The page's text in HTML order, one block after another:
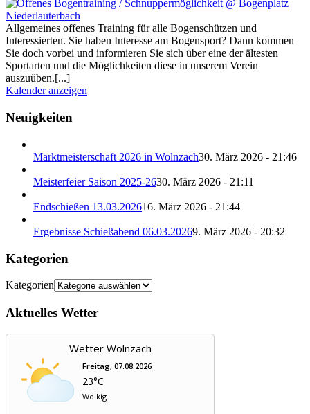
Allgemeines offenes Training für alle Bogenschützen und
Interessierten. Sie haben Interesse am Bogensport? Dann kommen
Sie doch vorbei und informieren Sie sich über eine der ältesten
Sportarten und die Möglichkeiten diese in unserem Verein
auszuüben.[...]
Kalender anzeigen
Neuigkeiten
Marktmeisterschaft 2026 in Wolnzach30. März 2026 - 21:46
Meisterfeier Saison 2025-2630. März 2026 - 21:11
Endschießen 13.03.202616. März 2026 - 21:44
Ergebnisse Schießabend 06.03.20269. März 2026 - 20:32
Kategorien
Kategorien
Aktuelles Wetter
Wetter Wolnzach
Freitag, 07.08.2026
23°C
Wolkig